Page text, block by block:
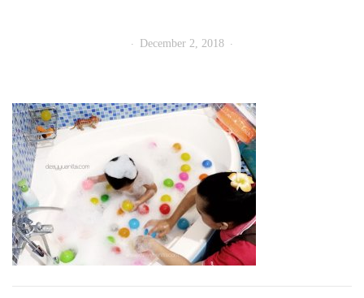
December 2, 2018